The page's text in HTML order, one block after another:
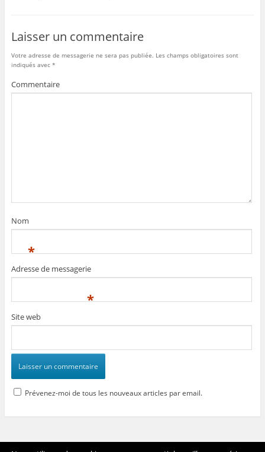
Laisser un commentaire
Votre adresse de messagerie ne sera pas publiée. Les champs obligatoires sont
indiqués avec *
Commentaire
Nom
*
Adresse de messagerie
*
Site web
Prévenez-moi de tous les nouveaux articles par email.